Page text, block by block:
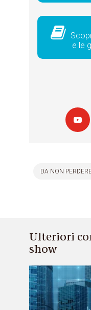
e le
DA NON
Ulteriori
show